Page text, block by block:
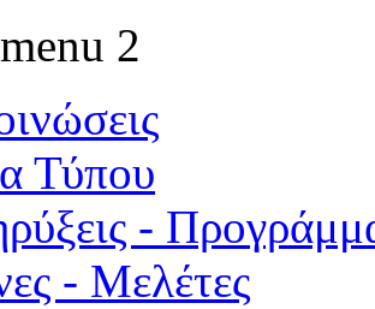
2
Τύπου
-
- Μελέτες